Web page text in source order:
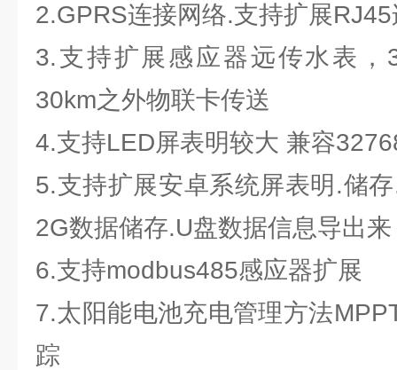
2.GPRS连接网络.支持扩展
3.支持扩展感应器远传水表，
30km之外物联卡传送
4.支持LED屏表明较大 兼容
5.支持扩展安卓系统屏表明.储
2G数据储存.U盘数据信息导出来
6.支持modbus485感应器扩展
7.太阳能电池充电管理方法
踪